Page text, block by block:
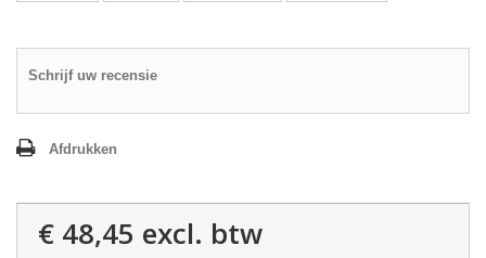
Schrijf uw recensie
Afdrukken
€ 48,45 excl. btw